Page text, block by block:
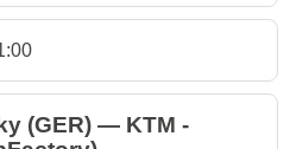
(GER) — KTM -